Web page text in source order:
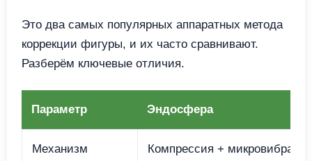
Это два самых популярных аппаратных метода
коррекции фигуры, и их часто сравнивают.
Разберём ключевые отличия.
Параметр Эндосфера
Механизм
Компрессия +